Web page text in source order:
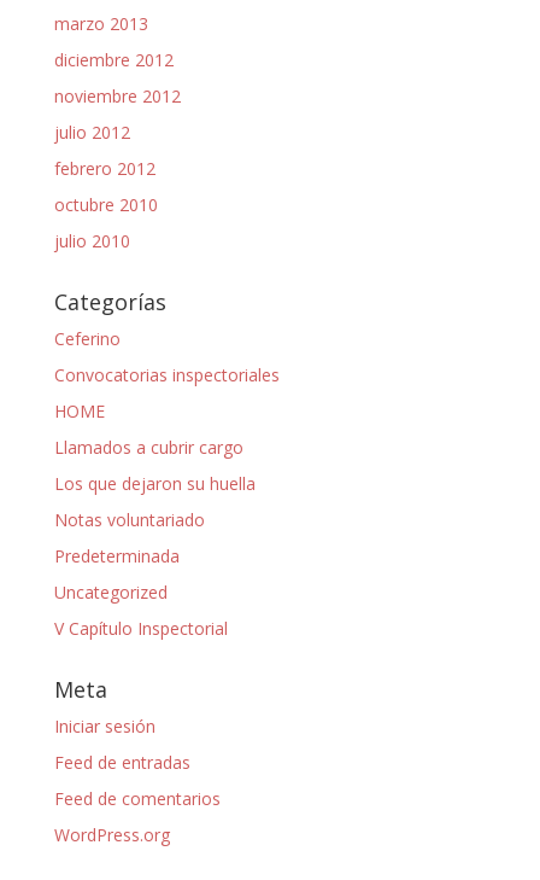
marzo 2013
diciembre 2012
noviembre 2012
julio 2012
febrero 2012
octubre 2010
julio 2010
Categorías
Ceferino
Convocatorias inspectoriales
HOME
Llamados a cubrir cargo
Los que dejaron su huella
Notas voluntariado
Predeterminada
Uncategorized
V Capítulo Inspectorial
Meta
Iniciar sesión
Feed de entradas
Feed de comentarios
WordPress.org